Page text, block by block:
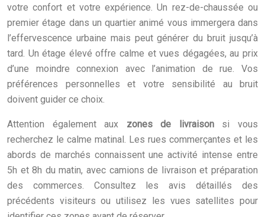
votre confort et votre expérience. Un rez-de-chaussée ou
premier étage dans un quartier animé vous immergera dans
l’effervescence urbaine mais peut générer du bruit jusqu’à
tard. Un étage élevé offre calme et vues dégagées, au prix
d’une moindre connexion avec l’animation de rue. Vos
préférences personnelles et votre sensibilité au bruit
doivent guider ce choix.
Attention également aux zones de livraisonsi vous
recherchez le calme matinal. Les rues commerçantes et les
abords de marchés connaissent une activité intense entre
5h et 8h du matin, avec camions de livraison et préparation
des commerces. Consultez les avis détaillés des
précédents visiteurs ou utilisez les vues satellites pour